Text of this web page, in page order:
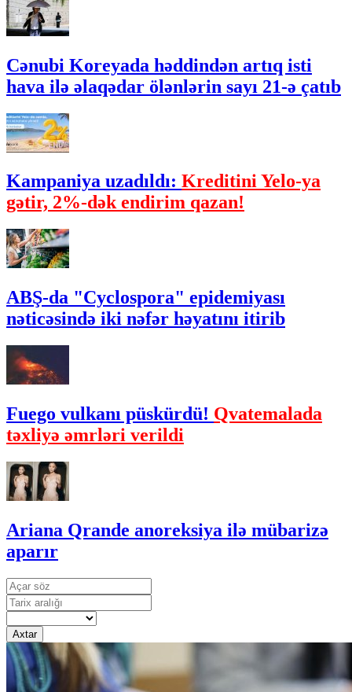
Cənubi Koreyada həddindən artıq isti
hava ilə əlaqədar ölənlərin sayı 21-ə çatıb
Kampaniya uzadıldı: Kreditini Yelo-ya
gətir, 2%-dək endirim qazan!
ABŞ-da "Cyclospora" epidemiyası
nəticəsində iki nəfər həyatını itirib
Fuego vulkanı püskürdü! Qvatemalada
təxliyə əmrləri verildi
Ariana Qrande anoreksiya ilə mübarizə
aparır
Axtar